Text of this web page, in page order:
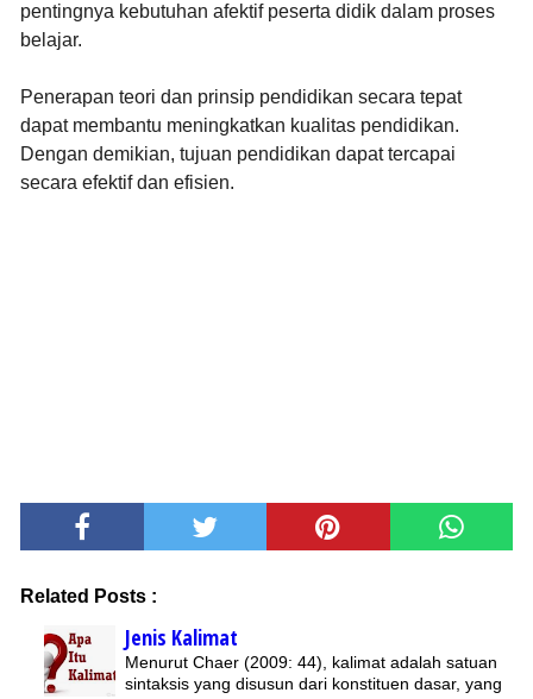
pentingnya kebutuhan afektif peserta didik dalam proses
belajar.
Penerapan teori dan prinsip pendidikan secara tepat
dapat membantu meningkatkan kualitas pendidikan.
Dengan demikian, tujuan pendidikan dapat tercapai
secara efektif dan efisien.
Related Posts :
Jenis Kalimat
Menurut Chaer (2009: 44), kalimat adalah satuan
sintaksis yang disusun dari konstituen dasar, yang